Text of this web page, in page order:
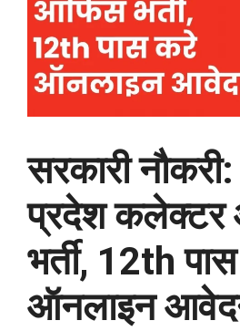
सरकारी
प्रदेश
भर्ती, 12th
ऑनलाइन